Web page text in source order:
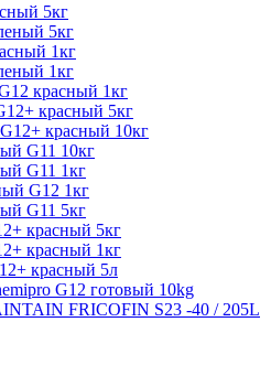
5кг
5кг
1кг
1кг
красный 1кг
красный 5кг
красный 10кг
G11 10кг
G11 1кг
G12 1кг
G11 5кг
красный 5кг
красный 1кг
красный 5л
G12 готовый 10kg
FRICOFIN S23 -40 / 205L